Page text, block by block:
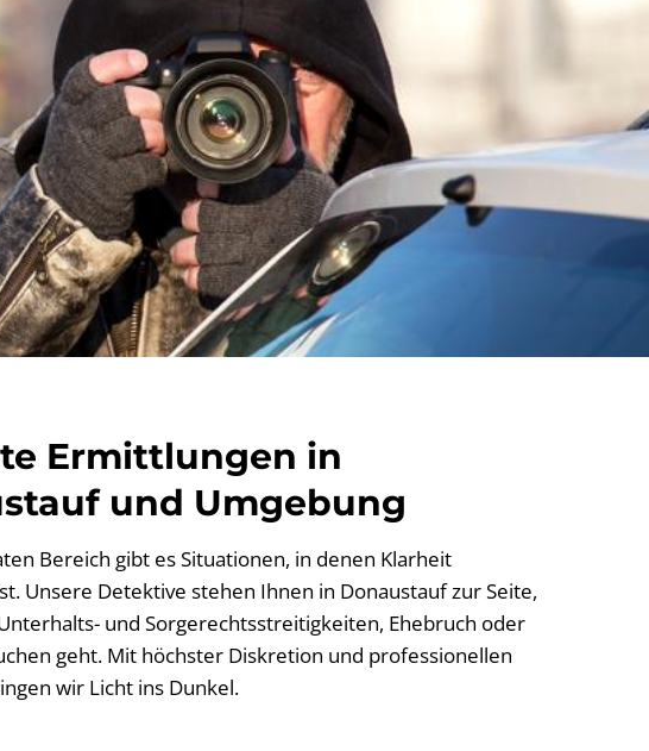
Ermittlungen in
und Umgebung
Bereich gibt es Situationen, in denen Klarheit
Unsere Detektive stehen Ihnen in Donaustauf zur Seite,
und Sorgerechtsstreitigkeiten, Ehebruch oder
geht. Mit höchster Diskretion und professionellen
wir Licht ins Dunkel.